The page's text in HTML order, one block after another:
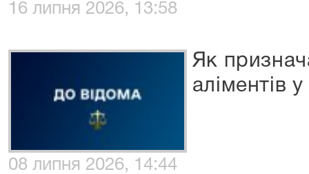
16 липня 2026, 13:58
Як
аліментів
08 липня 2026, 14:44